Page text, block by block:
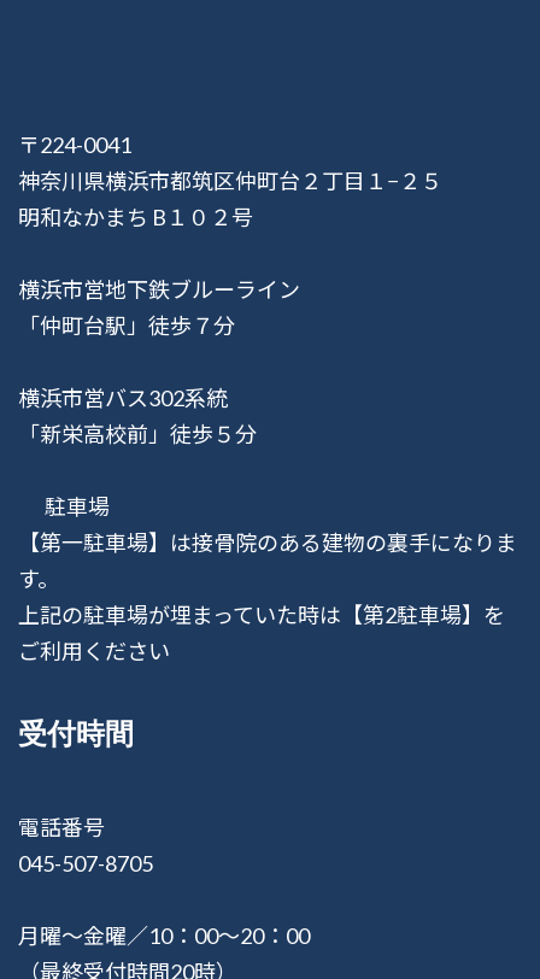
〒224-0041
神奈川県横浜市都筑区仲町台２丁目１−２５
明和なかまち B１０２号
横浜市営地下鉄ブルーライン
「仲町台駅」徒歩７分
横浜市営バス302系統
「新栄高校前」徒歩５分
駐車場
【第一駐車場】は接骨院のある建物の裏手になりま
す。
上記の駐車場が埋まっていた時は【第2駐車場】を
ご利用ください
受付時間
電話番号
045-507-8705
月曜〜金曜／10：00〜20：00
（最終受付時間20時）